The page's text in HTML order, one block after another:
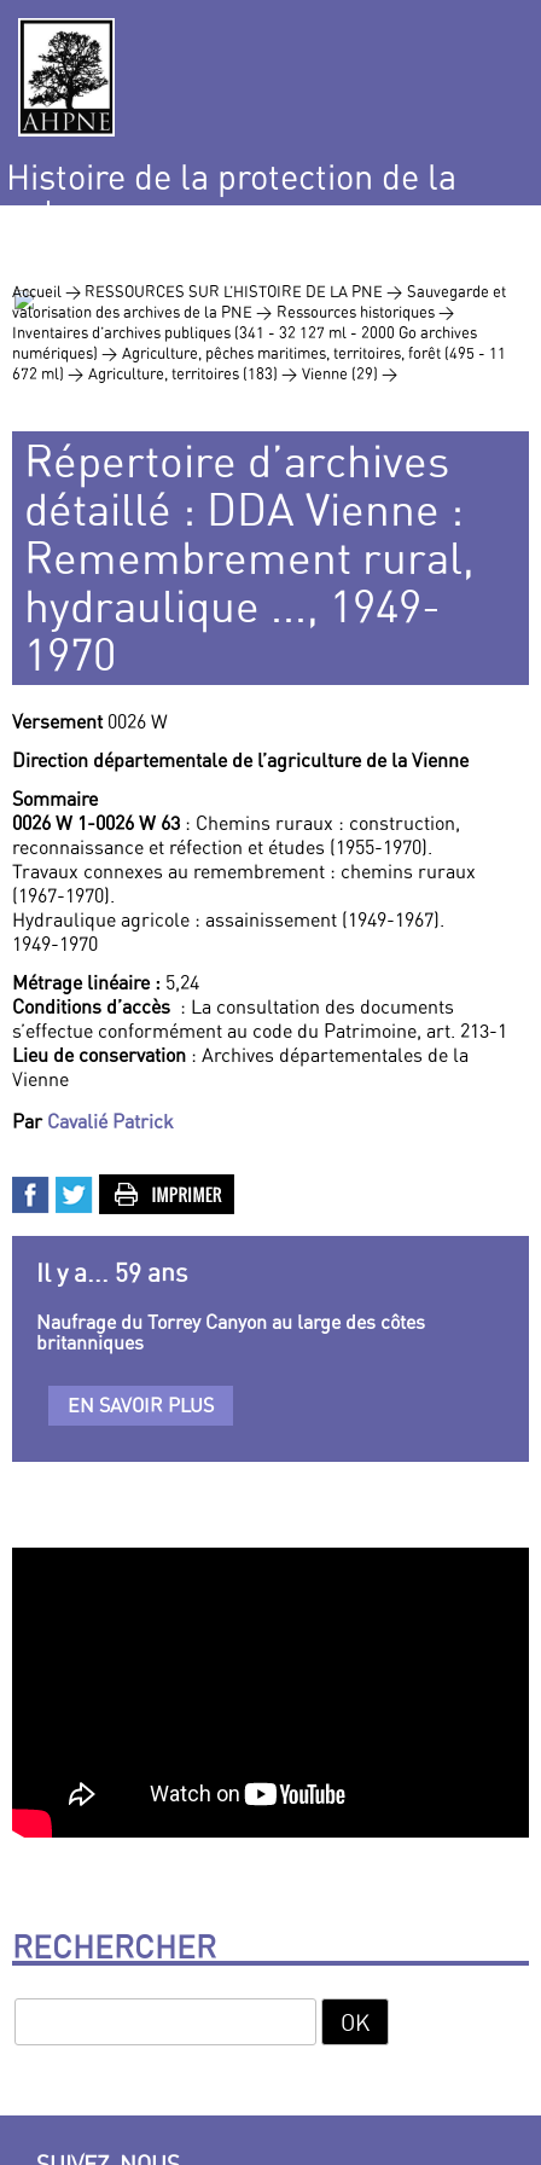
Histoire de la protection de la
nature
Accueil > RESSOURCES SUR L’HISTOIRE DE LA PNE > Sauvegarde et
valorisation des archives de la PNE > Ressources historiques >
Inventaires d’archives publiques (341 - 32 127 ml - 2000 Go archives
numériques) > Agriculture, pêches maritimes, territoires, forêt (495 - 11
672 ml) > Agriculture, territoires (183) > Vienne (29) >
Répertoire d’archives
détaillé : DDA Vienne :
Remembrement rural,
hydraulique ..., 1949-
1970
Versement 0026 W
Direction départementale de l’agriculture de la Vienne
Sommaire
0026 W 1-0026 W 63 : Chemins ruraux : construction,
reconnaissance et réfection et études (1955-1970).
Travaux connexes au remembrement : chemins ruraux
(1967-1970).
Hydraulique agricole : assainissement (1949-1967).
1949-1970
Métrage linéaire : 5,24
Conditions d’accès : La consultation des documents
s’effectue conformément au code du Patrimoine, art. 213-1
Lieu de conservation : Archives départementales de la
Vienne
Par Cavalié Patrick
Il y a... 59 ans
Naufrage du Torrey Canyon au large des côtes
britanniques
EN SAVOIR PLUS
RECHERCHER